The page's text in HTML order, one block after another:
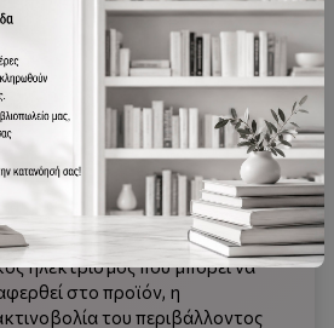
της εφοδιαστικής αλυσίδας. Η
προϊόντος στο δυναμικό
και της διακίνησης,
ζημιές στη φυσική
και την πλήρη καταστροφή
κάθετης πίεσης κατά την
ή μη περιβάλλον, τα shock που
την πτώση ή τις συν-κρούσεις
του, οι δονήσεις των
κατά τη μεταφορά, η αλλαγή του
ηλεκτρισμός που μπορεί να
στο προϊόν, η
του περιβάλλοντος